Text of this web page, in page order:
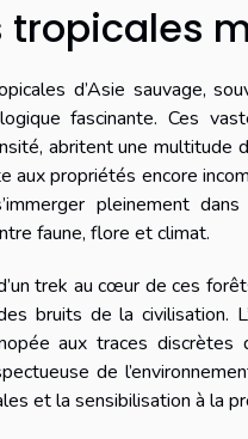
tropicales
d’Asie sauvage,
fascinante. Ces
abritent une multitude
aux propriétés encore
pleinement
faune, flore et climat.
trek au cœur de ces
bruits de la civilisation.
aux traces discrètes
de
et la sensibilisation à la